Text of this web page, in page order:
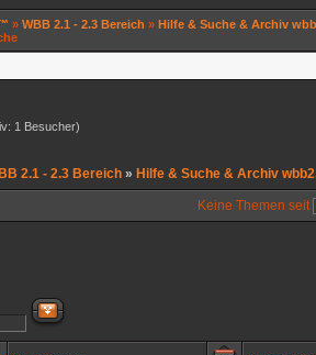
» WBB 2.1 - 2.3 Bereich » Hilfe & Suche & Archiv
1 Besucher)
2.1 - 2.3 Bereich » Hilfe & Suche & Archiv
Keine Themen seit